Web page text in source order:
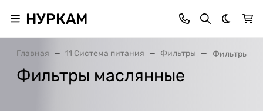
НУРКАМ Темная
Главная 11 Система питания Фильтры Фильтры
Фильтры маслянные